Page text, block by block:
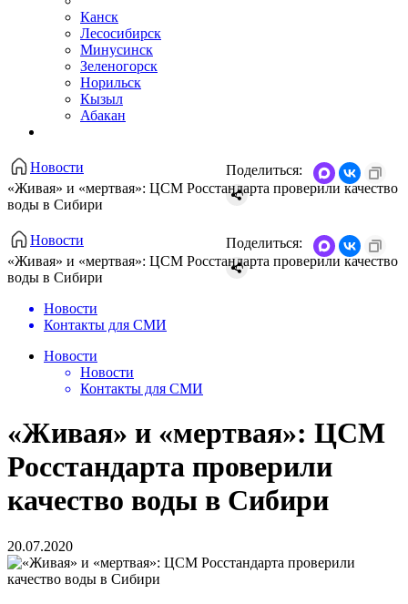
Канск
Лесосибирск
Минусинск
Зеленогорск
Норильск
Кызыл
Абакан
Новости
​«Живая» и «мертвая»: ЦСМ Росстандарта проверили качество
воды в Сибири
Поделиться:
Новости
​«Живая» и «мертвая»: ЦСМ Росстандарта проверили качество
воды в Сибири
Поделиться:
Новости
Контакты для СМИ
Новости
Новости
Контакты для СМИ
​«Живая» и «мертвая»: ЦСМ
Росстандарта проверили
качество воды в Сибири
20.07.2020